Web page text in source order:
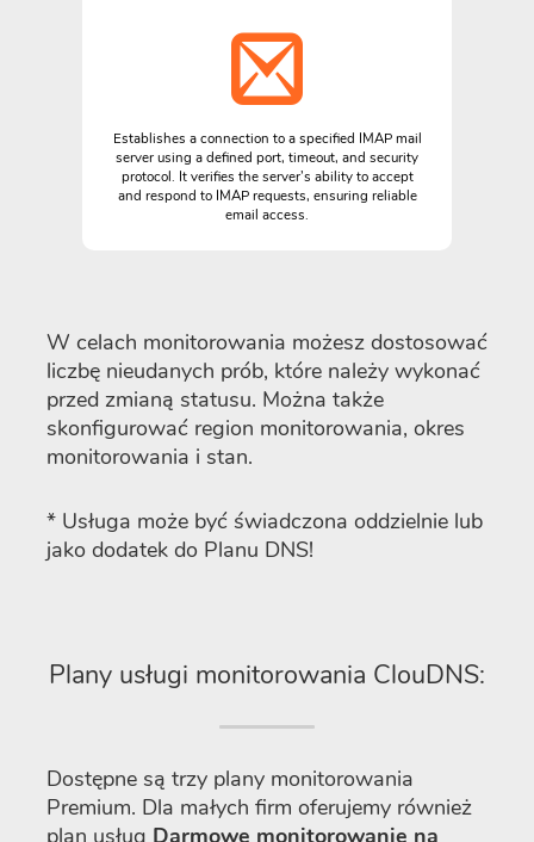
Establishes a connection to a specified IMAP mail
server using a defined port, timeout, and security
protocol. It verifies the server’s ability to accept
and respond to IMAP requests, ensuring reliable
email access.
W celach monitorowania możesz dostosować
liczbę nieudanych prób, które należy wykonać
przed zmianą statusu. Można także
skonfigurować region monitorowania, okres
monitorowania i stan.
* Usługa może być świadczona oddzielnie lub
jako dodatek do Planu DNS!
Plany usługi monitorowania ClouDNS:
Dostępne są trzy plany monitorowania
Premium. Dla małych firm oferujemy również
plan usług Darmowe monitorowanie na